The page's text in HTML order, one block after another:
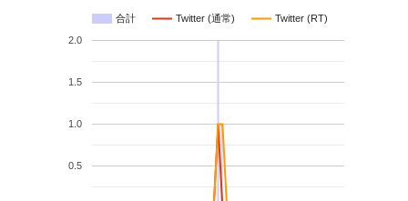
合計 Twitter (通常) Twitter (RT)
0.5
1.0
1.5
2.0